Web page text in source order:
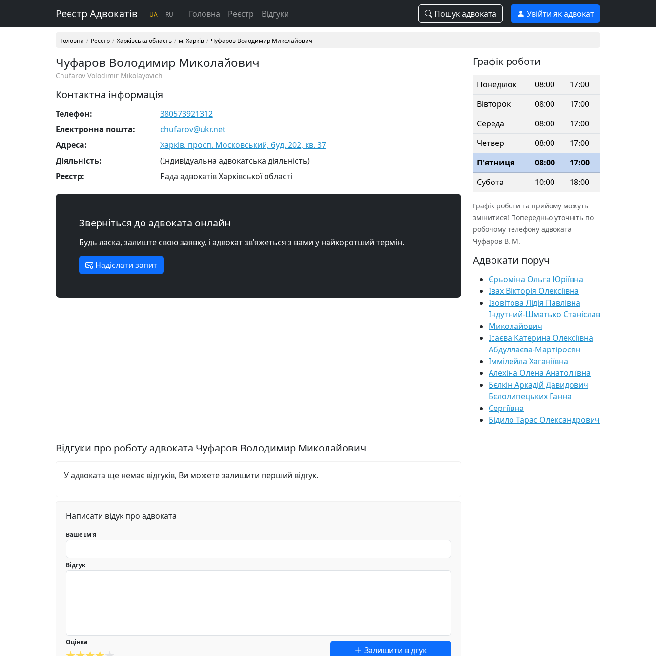
Реєстр Адвокатів UA RU Головна Реєстр Відгуки Пошук адвоката Увійти як адвокат
Головна Реєстр Харківська область м. Харків Чуфаров Володимир Миколайович
Чуфаров Володимир Миколайович
Chufarov Volodimir Mikolayovich
Контактна інформація
Телефон:
380573921312
Електронна пошта:
chufarov@ukr.net
Адреса:
Харків, просп. Московський, буд. 202, кв. 37
Діяльність:
(Індивідуальна адвокатська діяльність)
Реєстр:
Рада адвокатів Харківської області
Зверніться до адвоката онлайн
Будь ласка, залиште свою заявку, і адвокат зв’яжеться з вами у найкоротший термін.
Надіслати запит
Відгуки про роботу адвоката Чуфаров Володимир Миколайович
У адвоката ще немає відгуків, Ви можете залишити перший відгук.
Написати відук про адвоката
Ваше Ім'я
Відгук
Оцінка
Залишити відгук
Графік роботи
Понеділок 08:00
17:00
Вівторок
08:00
17:00
Середа
08:00
17:00
Четвер
08:00
17:00
П'ятниця
08:00
17:00
Субота
10:00 18:00
Графік роботи та прийому можуть
змінитися! Попередньо уточніть по
робочому телефону адвоката
Чуфаров В. М.
Адвокати поруч
Єрьоміна Ольга Юріївна
Івах Вікторія Олексіївна
Ізовітова Лідія Павлівна
Індутний-Шматько Станіслав
Миколайович
Ісаєва Катерина Олексіївна
Абдуллаєва-Мартіросян
Іммілейла Хаганіївна
Алехіна Олена Анатоліївна
Бєлкін Аркадій Давидович
Бєлолипецьких Ганна
Сергіївна
Бідило Тарас Олександрович